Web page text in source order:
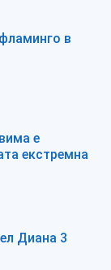
в
е
екстремна
Диана 3